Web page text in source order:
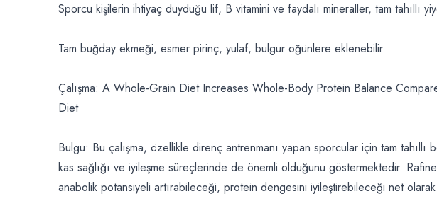
Sporcu kişilerin ihtiyaç duyduğu lif, B vitamini ve faydalı mineraller, tam tahıllı
Tam buğday ekmeği, esmer pirinç, yulaf, bulgur öğünlere eklenebilir.
Çalışma: A Whole-Grain Diet Increases Whole-Body Protein Balance
Diet
Bulgu: Bu çalışma, özellikle direnç antrenmanı yapan sporcular için tam
kas sağlığı ve iyileşme süreçlerinde de önemli olduğunu göstermektedir. Rafine
anabolik potansiyeli artırabileceği, protein dengesini iyileştirebileceği net olarak